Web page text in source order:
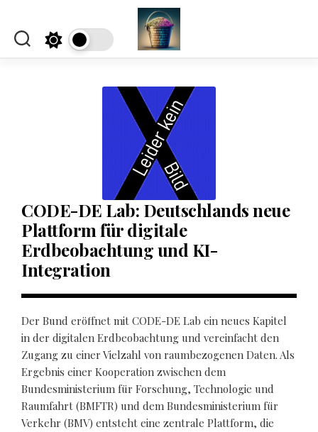
content
CODE-DE Lab: Deutschlands neue
Plattform für digitale
Erdbeobachtung und KI-
Integration
Der Bund eröffnet mit CODE-DE Lab ein neues Kapitel
in der digitalen Erdbeobachtung und vereinfacht den
Zugang zu einer Vielzahl von raumbezogenen Daten. Als
Ergebnis einer Kooperation zwischen dem
Bundesministerium für Forschung, Technologie und
Raumfahrt (BMFTR) und dem Bundesministerium für
Verkehr (BMV) entsteht eine zentrale Plattform, die